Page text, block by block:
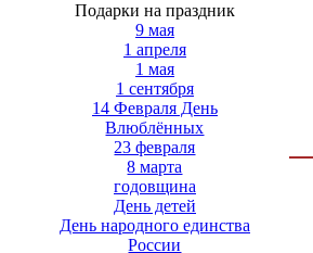
Подарки на праздник
9 мая
1 апреля
1 мая
1 сентября
14 Февраля День
Влюблённых
23 февраля
8 марта
годовщина
День детей
День народного единства
России